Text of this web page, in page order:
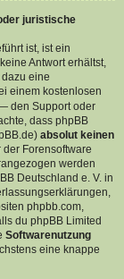
juristische
ist, ist ein
Antwort erhältst,
eine
einem kostenlosen
den Support oder
dass phpBB
absolut keinen
Forensoftware
werden
Deutschland e. V. in
phpbb.com,
du phpBB Limited
Softwarenutzung
eine knappe